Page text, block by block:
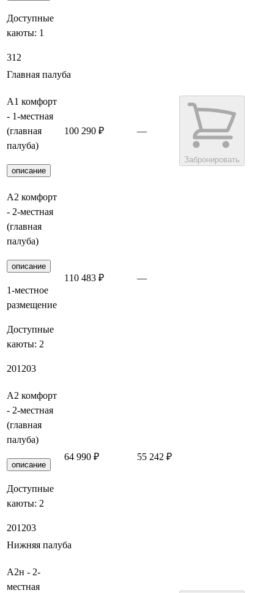
Доступные
каюты: 1
312
Главная палуба
А1 комфорт
- 1-местная
(главная
палуба)
описание
100 290 ₽ —
Забронировать
А2 комфорт
- 2-местная
(главная
палуба)
описание
1-местное
размещение
Доступные
каюты: 2
201 203
110 483 ₽ —
А2 комфорт
- 2-местная
(главная
палуба)
описание
Доступные
каюты: 2
201 203
64 990 ₽ 55 242 ₽
Нижняя палуба
А2н - 2-
местная